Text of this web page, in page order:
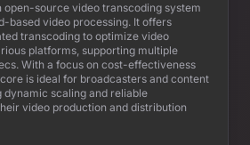
open-source video transcoding system
based video processing. It offers
transcoding to optimize video
platforms, supporting multiple
With a focus on cost-effectiveness
is ideal for broadcasters and content
dynamic scaling and reliable
video production and distribution